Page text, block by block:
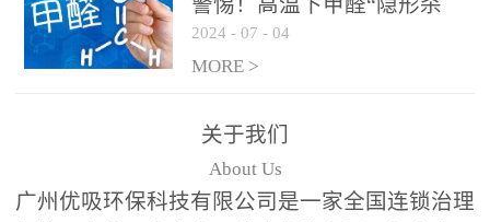
警惕！高温下甲醛“隐形杀
手”来袭，你的家安全吗？
2024 - 07 - 04
MORE >
关于我们
About Us
广州优吸环保科技有限公司是一家全国连锁治理